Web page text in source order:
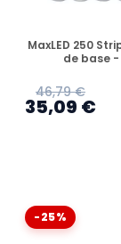
EN
MaxLED 250
de base -
46,79 €
35,09 €
-25%